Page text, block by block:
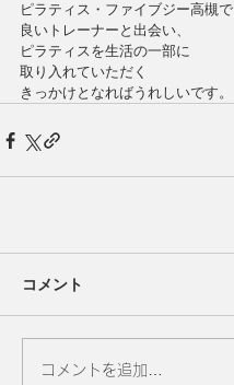
ピラティス・ファイブジー高槻で
良いトレーナーと出会い、
ピラティスを生活の一部に
取り入れていただく
きっかけとなればうれしいです。
コメント
コメントを追加…